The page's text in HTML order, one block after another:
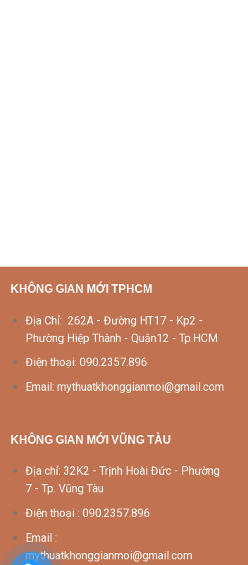
KHÔNG GIAN MỚI TPHCM
Địa Chỉ: 262A - Đường HT17 - Kp2 -
Phường Hiệp Thành - Quận12 - Tp.HCM
Điện thoại: 090.2357.896
Email: mythuatkhonggianmoi@gmail.com
KHÔNG GIAN MỚI VŨNG TÀU
Địa chỉ: 32K2 - Trịnh Hoài Đức - Phường
7 - Tp. Vũng Tàu
Điện thoại : 090.2357.896
Email :
mythuatkhonggianmoi@gmail.com